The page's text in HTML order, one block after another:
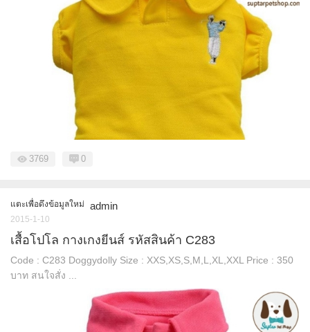
3769 0
แตะเพื่อดึงข้อมูลใหม่ admin
2015-1-10
เสื้อโปโล กางเกงยีนส์ รหัสสินค้า C283
Code : C283 Doggydolly Size : XXS,XS,S,M,L,XL,XXL Price : 350
บาท สนใจสั่ง ...